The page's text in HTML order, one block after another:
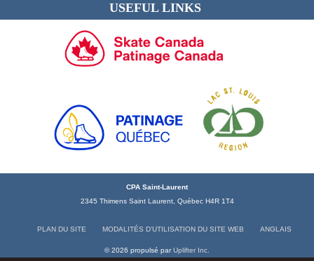
USEFUL LINKS
CPA Saint-Laurent
2345 Thimens Saint Laurent, Québec H4R 1T4
PLAN DU SITE MODALITÉS D’UTILISATION DU SITE WEB ANGLAIS
© 2026 propulsé parUplifter Inc.